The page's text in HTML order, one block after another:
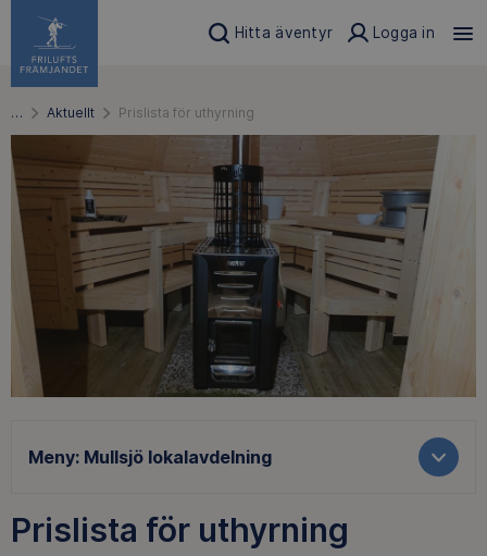
Hitta äventyr Logga in
… Aktuellt Prislista för uthyrning
Meny: Mullsjö lokalavdelning
Prislista för uthyrning